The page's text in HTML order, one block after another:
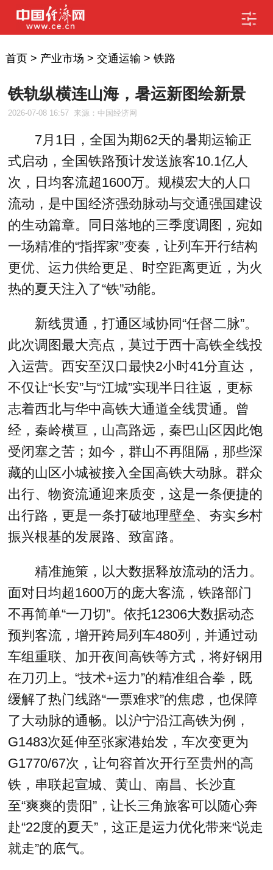
首页> 产业市场 > 交通运输 > 铁路
铁轨纵横连山海，暑运新图绘新景
2026-07-08 16:57 来源：中国经济网
7月1日，全国为期62天的暑期运输正
式启动，全国铁路预计发送旅客10.1亿人
次，日均客流超1600万。规模宏大的人口
流动，是中国经济强劲脉动与交通强国建设
的生动篇章。同日落地的三季度调图，宛如
一场精准的“指挥家”变奏，让列车开行结构
更优、运力供给更足、时空距离更近，为火
热的夏天注入了“铁”动能。
新线贯通，打通区域协同“任督二脉”。
此次调图最大亮点，莫过于西十高铁全线投
入运营。西安至汉口最快2小时41分直达，
不仅让“长安”与“江城”实现半日往返，更标
志着西北与华中高铁大通道全线贯通。曾
经，秦岭横亘，山高路远，秦巴山区因此饱
受闭塞之苦；如今，群山不再阻隔，那些深
藏的山区小城被接入全国高铁大动脉。群众
出行、物资流通迎来质变，这是一条便捷的
出行路，更是一条打破地理壁垒、夯实乡村
振兴根基的发展路、致富路。
精准施策，以大数据释放流动的活力。
面对日均超1600万的庞大客流，铁路部门
不再简单“一刀切”。依托12306大数据动态
预判客流，增开跨局列车480列，并通过动
车组重联、加开夜间高铁等方式，将好钢用
在刀刃上。“技术+运力”的精准组合拳，既
缓解了热门线路“一票难求”的焦虑，也保障
了大动脉的通畅。以沪宁沿江高铁为例，
G1483次延伸至张家港始发，车次变更为
G1770/67次，让句容首次开行至贵州的高
铁，串联起宣城、黄山、南昌、长沙直
至“爽爽的贵阳”，让长三角旅客可以随心奔
赴“22度的夏天”，这正是运力优化带来“说走
就走”的底气。